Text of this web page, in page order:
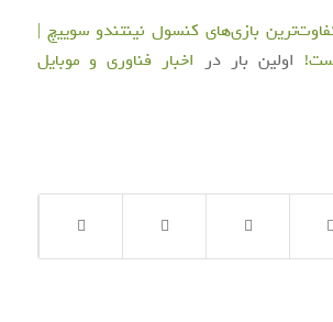
متفاوت‌ترین بازی‌های کنسول نینتندو سوییچ |
اولین بار در اخبار فناوری و موبایل